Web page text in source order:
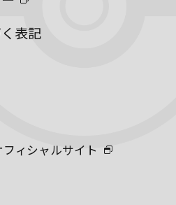
表記
ィシャルサイト